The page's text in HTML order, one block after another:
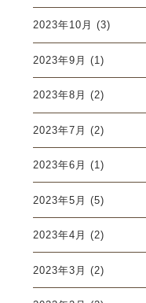
2023年10月 (3)
2023年9月 (1)
2023年8月 (2)
2023年7月 (2)
2023年6月 (1)
2023年5月 (5)
2023年4月 (2)
2023年3月 (2)